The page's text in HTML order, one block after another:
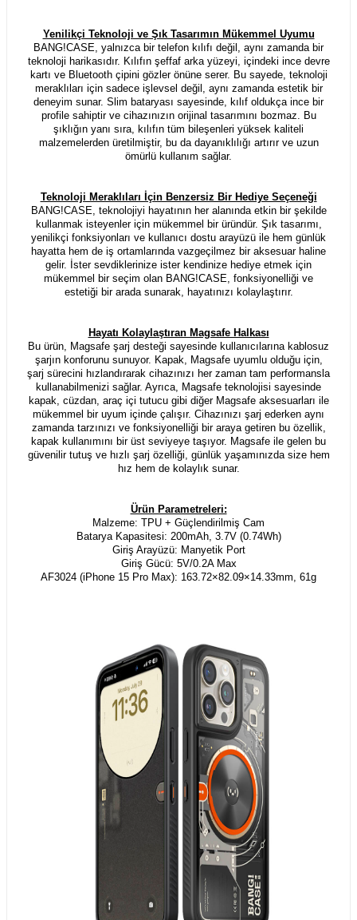
Yenilikçi Teknoloji ve Şık Tasarımın Mükemmel Uyumu
BANG!CASE, yalnızca bir telefon kılıfı değil, aynı zamanda bir
teknoloji harikasıdır. Kılıfın şeffaf arka yüzeyi, içindeki ince devre
kartı ve Bluetooth çipini gözler önüne serer. Bu sayede, teknoloji
meraklıları için sadece işlevsel değil, aynı zamanda estetik bir
deneyim sunar. Slim bataryası sayesinde, kılıf oldukça ince bir
profile sahiptir ve cihazınızın orijinal tasarımını bozmaz. Bu
şıklığın yanı sıra, kılıfın tüm bileşenleri yüksek kaliteli
malzemelerden üretilmiştir, bu da dayanıklılığı artırır ve uzun
ömürlü kullanım sağlar.
Teknoloji Meraklıları İçin Benzersiz Bir Hediye Seçeneği
BANG!CASE, teknolojiyi hayatının her alanında etkin bir şekilde
kullanmak isteyenler için mükemmel bir üründür. Şık tasarımı,
yenilikçi fonksiyonları ve kullanıcı dostu arayüzü ile hem günlük
hayatta hem de iş ortamlarında vazgeçilmez bir aksesuar haline
gelir. İster sevdiklerinize ister kendinize hediye etmek için
mükemmel bir seçim olan BANG!CASE, fonksiyonelliği ve
estetiği bir arada sunarak, hayatınızı kolaylaştırır.
Hayatı Kolaylaştıran Magsafe Halkası
Bu ürün, Magsafe şarj desteği sayesinde kullanıcılarına kablosuz
şarjın konforunu sunuyor. Kapak, Magsafe uyumlu olduğu için,
şarj sürecini hızlandırarak cihazınızı her zaman tam performansla
kullanabilmenizi sağlar. Ayrıca, Magsafe teknolojisi sayesinde
kapak, cüzdan, araç içi tutucu gibi diğer Magsafe aksesuarları ile
mükemmel bir uyum içinde çalışır. Cihazınızı şarj ederken aynı
zamanda tarzınızı ve fonksiyonelliği bir araya getiren bu özellik,
kapak kullanımını bir üst seviyeye taşıyor. Magsafe ile gelen bu
güvenilir tutuş ve hızlı şarj özelliği, günlük yaşamınızda size hem
hız hem de kolaylık sunar.
Ürün Parametreleri:
Malzeme: TPU + Güçlendirilmiş Cam
Batarya Kapasitesi: 200mAh, 3.7V (0.74Wh)
Giriş Arayüzü: Manyetik Port
Giriş Gücü: 5V/0.2A Max
AF3024 (iPhone 15 Pro Max): 163.72×82.09×14.33mm, 61g